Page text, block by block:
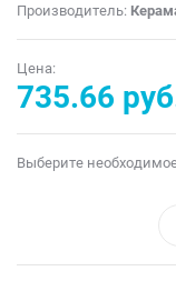
Производитель:
Цена:
735.66
Выберите